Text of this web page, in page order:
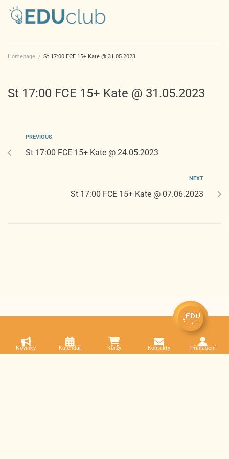
Homepage / St 17:00 FCE 15+ Kate @ 31.05.2023
St 17:00 FCE 15+ Kate @ 31.05.2023
PREVIOUS
St 17:00 FCE 15+ Kate @ 24.05.2023
NEXT
St 17:00 FCE 15+ Kate @ 07.06.2023
Novinky Kalendář Kurzy Kontakty Přihlášení